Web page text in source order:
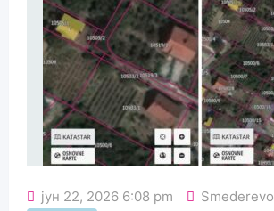
јун 22, 2026 6:08 pm Smederevo